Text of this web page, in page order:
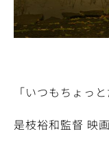
「いつもちょっ
是枝裕和監督 映